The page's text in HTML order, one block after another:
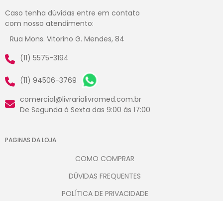
Caso tenha dúvidas entre em contato
com nosso atendimento:
Rua Mons. Vitorino G. Mendes, 84
(11) 5575-3194
(11) 94506-3769
comercial@livrarialivromed.com.br
De Segunda à Sexta das 9:00 às 17:00
PAGINAS DA LOJA
COMO COMPRAR
DÚVIDAS FREQUENTES
POLÍTICA DE PRIVACIDADE